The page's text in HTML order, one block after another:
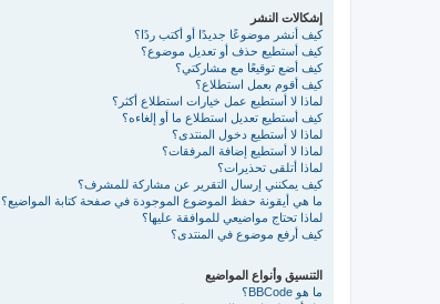
إشكالات النشر
كيف أنشر موضوعًا جديدًا أو أكتب ردًا؟
كيف أستطيع حذف أو تعديل موضوع؟
كيف أضع توقيعًا مع مشاركتي؟
كيف أقوم بعمل استطلاع؟
لماذا لا أستطيع عمل خيارات استطلاع أكثر؟
كيف أستطيع تعديل استطلاع ما أو إلغاءه؟
لماذا لا أستطيع دخول المنتدى؟
لماذا لا أستطيع إضافة المرفقات؟
لماذا أتلقى تحذيرات؟
كيف يمكنني إرسال التقرير عن مشاركة للمشرف؟
ما هي أيقونة حفظ الموضوع الموجودة في صفحة كتابة المواضيع؟
لماذا تحتاج مواضيعي للموافقة عليها؟
كيف أرفع موضوع في المنتدى؟
التنسيق وأنواع المواضيع
ما هو BBCode؟